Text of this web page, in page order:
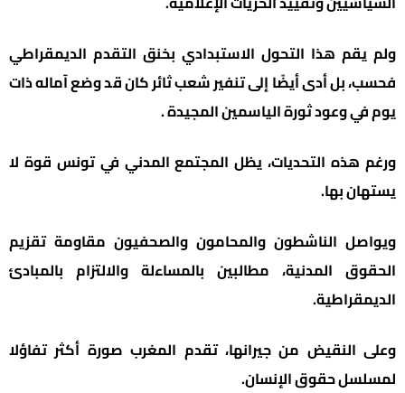
ولم يقم هذا التحول الاستبدادي بخنق التقدم الديمقراطي
فحسب، بل أدى أيضًا إلى تنفير شعب ثائر كان قد وضع آماله ذات
يوم في وعود ثورة الياسمين المجيدة .
ورغم هذه التحديات، يظل المجتمع المدني في تونس قوة لا
يستهان بها.
ويواصل الناشطون والمحامون والصحفيون مقاومة تقزيم
الحقوق المدنية، مطالبين بالمساءلة والالتزام بالمبادئ
الديمقراطية.
وعلى النقيض من جيرانها، تقدم المغرب صورة أكثر تفاؤلا
لمسلسل حقوق الإنسان.